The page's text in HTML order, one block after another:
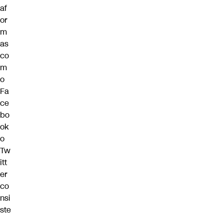
af
or
m
as
co
m
o
Fa
ce
bo
ok
o
Tw
itt
er
co
nsi
ste